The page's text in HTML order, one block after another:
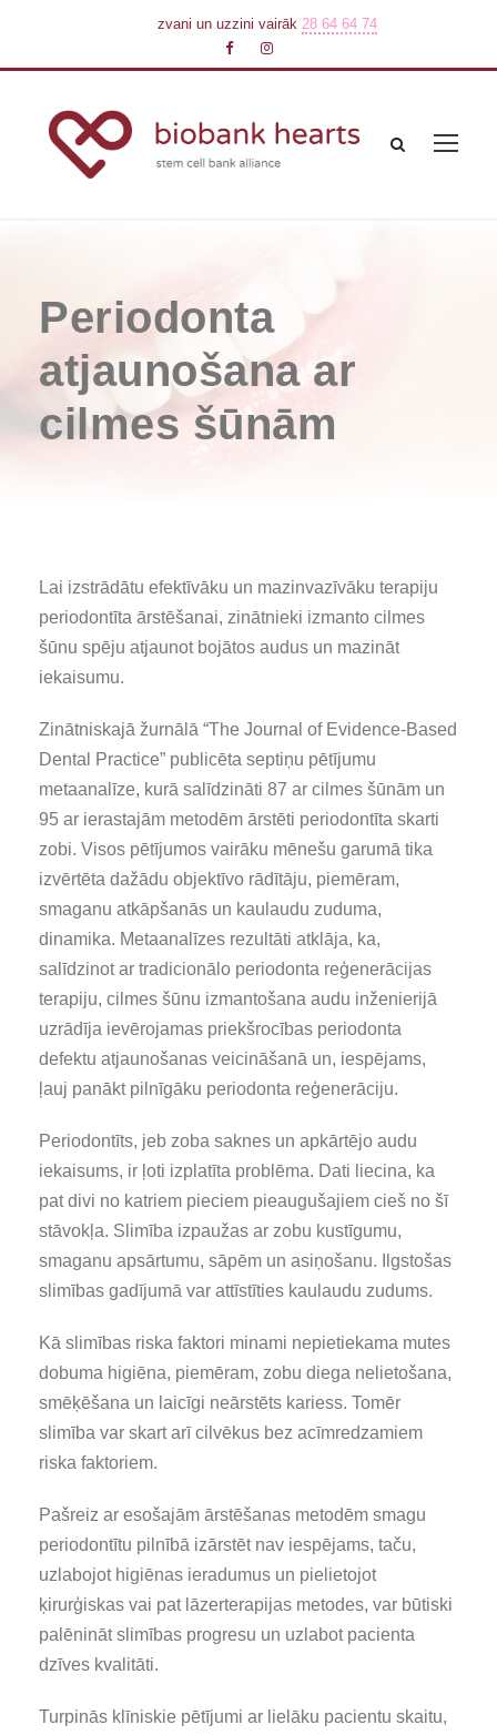
zvani un uzzini vairāk 28 64 64 74
Periodonta
atjaunošana ar
cilmes šūnām
Lai izstrādātu efektīvāku un mazinvazīvāku terapiju
periodontīta ārstēšanai, zinātnieki izmanto cilmes
šūnu spēju atjaunot bojātos audus un mazināt
iekaisumu.
Zinātniskajā žurnālā “The Journal of Evidence-Based
Dental Practice” publicēta septiņu pētījumu
metaanalīze, kurā salīdzināti 87 ar cilmes šūnām un
95 ar ierastajām metodēm ārstēti periodontīta skarti
zobi. Visos pētījumos vairāku mēnešu garumā tika
izvērtēta dažādu objektīvo rādītāju, piemēram,
smaganu atkāpšanās un kaulaudu zuduma,
dinamika. Metaanalīzes rezultāti atklāja, ka,
salīdzinot ar tradicionālo periodonta reģenerācijas
terapiju, cilmes šūnu izmantošana audu inženierijā
uzrādīja ievērojamas priekšrocības periodonta
defektu atjaunošanas veicināšanā un, iespējams,
ļauj panākt pilnīgāku periodonta reģenerāciju.
Periodontīts, jeb zoba saknes un apkārtējo audu
iekaisums, ir ļoti izplatīta problēma. Dati liecina, ka
pat divi no katriem pieciem pieaugušajiem cieš no šī
stāvokļa. Slimība izpaužas ar zobu kustīgumu,
smaganu apsārtumu, sāpēm un asiņošanu. Ilgstošas
slimības gadījumā var attīstīties kaulaudu zudums.
Kā slimības riska faktori minami nepietiekama mutes
dobuma higiēna, piemēram, zobu diega nelietošana,
smēķēšana un laicīgi neārstēts kariess. Tomēr
slimība var skart arī cilvēkus bez acīmredzamiem
riska faktoriem.
Pašreiz ar esošajām ārstēšanas metodēm smagu
periodontītu pilnībā izārstēt nav iespējams, taču,
uzlabojot higiēnas ieradumus un pielietojot
ķirurģiskas vai pat lāzerterapijas metodes, var būtiski
palēnināt slimības progresu un uzlabot pacienta
dzīves kvalitāti.
Turpinās klīniskie pētījumi ar lielāku pacientu skaitu,